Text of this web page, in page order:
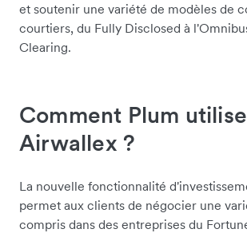
et soutenir une variété de modèles de
courtiers, du Fully Disclosed à
Clearing.
Comment Plum
Airwallex ?
La nouvelle fonctionnalité
permet aux clients de négocier une
compris dans des entreprises du